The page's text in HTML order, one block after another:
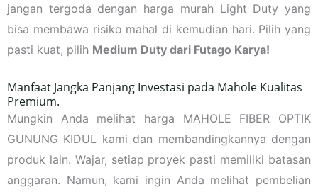
jangan tergoda dengan harga murah Light Duty yang
bisa membawa risiko mahal di kemudian hari. Pilih yang
pasti kuat, pilih Medium Duty dari Futago Karya!
Manfaat Jangka Panjang Investasi pada Mahole Kualitas
Premium.
Mungkin Anda melihat harga MAHOLE FIBER OPTIK
GUNUNG KIDUL kami dan membandingkannya dengan
produk lain. Wajar, setiap proyek pasti memiliki batasan
anggaran. Namun, kami ingin Anda melihat pembelian